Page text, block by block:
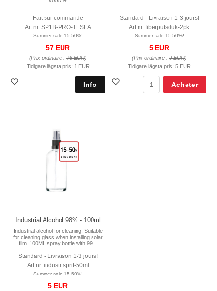
Fait sur commande
Art nr. SP1B-PRO-TESLA
Summer sale 15-50%!
57 EUR
(Prix ordinaire : 76 EUR)
Tidigare lägsta pris: 1 EUR
Standard - Livraison 1-3 jours!
Art nr. fiberputsduk-2pk
Summer sale 15-50%!
5 EUR
(Prix ordinaire : 9 EUR)
Tidigare lägsta pris: 5 EUR
Acheter
Industrial Alcohol 98% - 100ml
Industrial alcohol for cleaning. Suitable
for cleaning glass when installing solar
film. 100ML spray bottle with 99...
Standard - Livraison 1-3 jours!
Art nr. industrisprit-50ml
Summer sale 15-50%!
5 EUR